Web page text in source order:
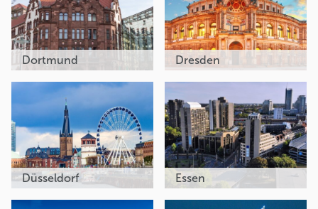
Dortmund Dresden
Düsseldorf Essen